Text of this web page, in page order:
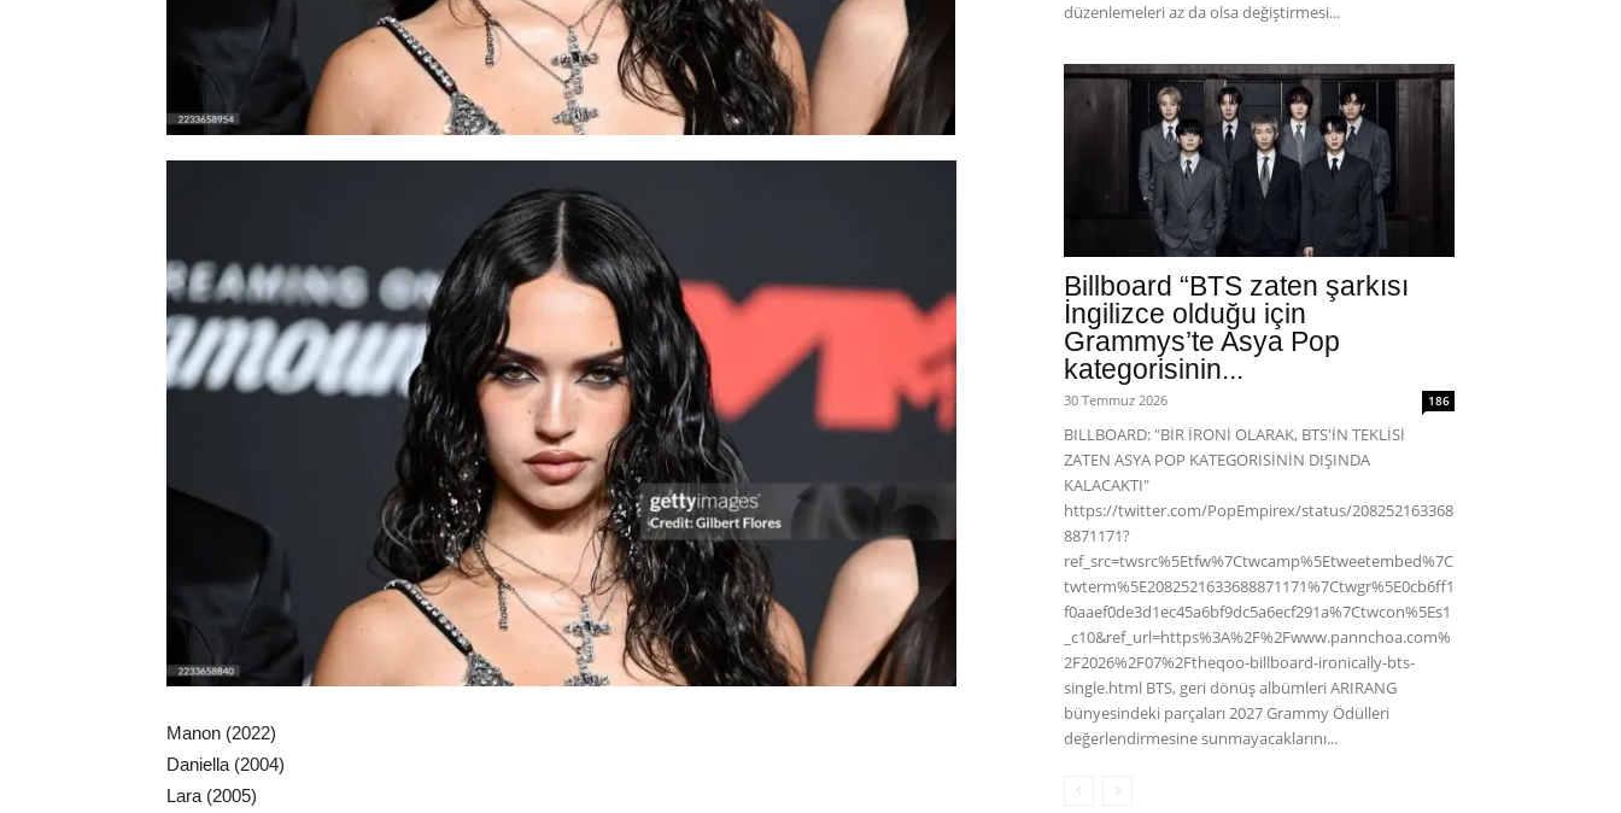
Manon (2022)
Daniella (2004)
Lara (2005)
düzenlemeleri az da olsa değiştirmesi...
Billboard “BTS zaten şarkısı
İngilizce olduğu için
Grammys’te Asya Pop
kategorisinin...
30 Temmuz 2026 186
BILLBOARD: "BİR İRONİ OLARAK, BTS'İN TEKLİSİ
ZATEN ASYA POP KATEGORİSİNİN DIŞINDA
KALACAKTI"
https://twitter.com/PopEmpirex/status/208252163368
8871171?
ref_src=twsrc%5Etfw%7Ctwcamp%5Etweetembed%7C
twterm%5E2082521633688871171%7Ctwgr%5E0cb6ff1
f0aaef0de3d1ec45a6bf9dc5a6ecf291a%7Ctwcon%5Es1
_c10&ref_url=https%3A%2F%2Fwww.pannchoa.com%
2F2026%2F07%2Ftheqoo-billboard-ironically-bts-
single.html BTS, geri dönüş albümleri ARIRANG
bünyesindeki parçaları 2027 Grammy Ödülleri
değerlendirmesine sunmayacaklarını...